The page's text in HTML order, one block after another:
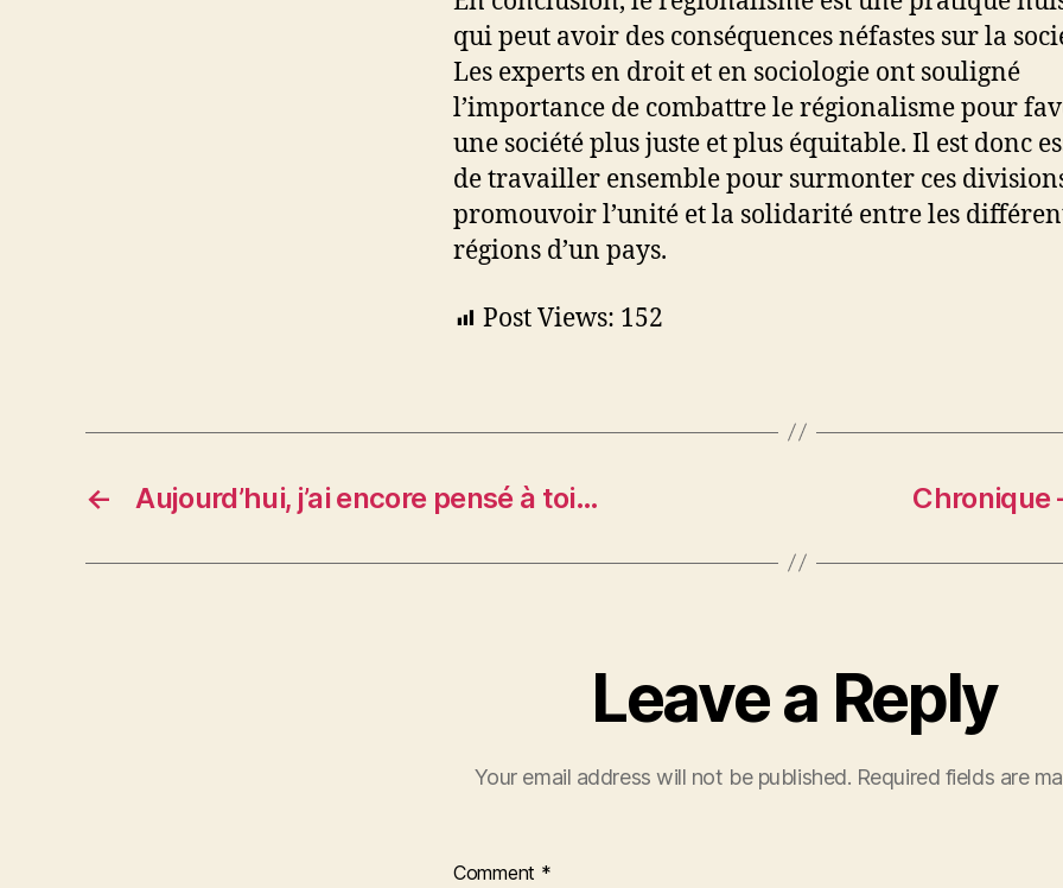
qui peut avoir des conséquences néfastes sur la
Les experts en droit et en sociologie ont souligné
l’importance de combattre le régionalisme pour
une société plus juste et plus équitable. Il est donc
de travailler ensemble pour surmonter ces
promouvoir l’unité et la solidarité entre les
régions d’un pays.
Post Views: 152
← Aujourd’hui, j’ai encore pensé à toi… Chronique
Leave a Reply
Your email address will not be published. Required fields are
Comment *